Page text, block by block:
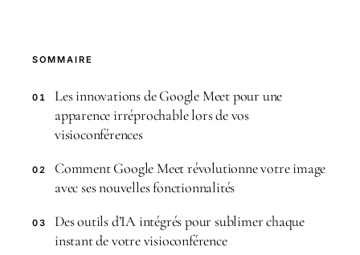
SOMMAIRE
01
Les innovations de Google Meet pour une
apparence irréprochable lors de vos
visioconférences
02
Comment Google Meet révolutionne votre image
avec ses nouvelles fonctionnalités
03
Des outils d’IA intégrés pour sublimer chaque
instant de votre visioconférence